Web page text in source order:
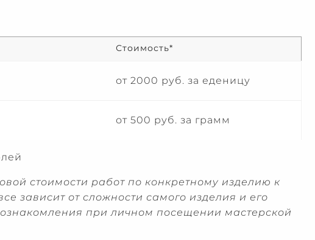
Стоимость*
от 2000 руб. за еденицу
от 500 руб. за грамм
стоимости работ по конкретному изделию к
зависит от сложности самого изделия и его
при личном посещении мастерской